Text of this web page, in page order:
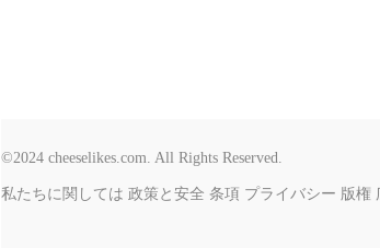
©2024 cheeselikes.com. All Rights Reserved.
私たちに関しては 政策と安全 条項 プライバシー 版権